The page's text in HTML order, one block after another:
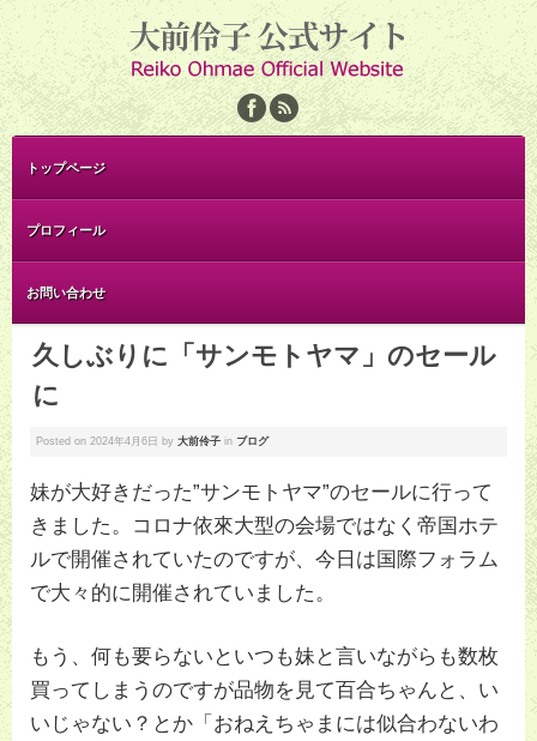
トップページ
プロフィール
お問い合わせ
久しぶりに「サンモトヤマ」のセール
に
Posted on 2024年4月6日 by 大前伶子 in ブログ
妹が大好きだった”サンモトヤマ”のセールに行って
きました。コロナ依來大型の会場ではなく帝国ホテ
ルで開催されていたのですが、今日は国際フォラム
で大々的に開催されていました。
もう、何も要らないといつも妹と言いながらも数枚
買ってしまうのですが品物を見て百合ちゃんと、い
いじゃない？とか「おねえちゃまには似合わないわ